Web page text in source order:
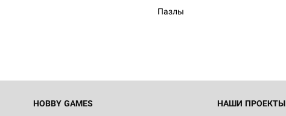
Пазлы
HOBBY GAMES НАШИ ПРОЕКТЫ